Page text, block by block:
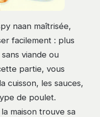
naan maîtrisée,
facilement : plus
viande ou
partie, vous
cuisson, les sauces,
de poulet.
maison trouve sa